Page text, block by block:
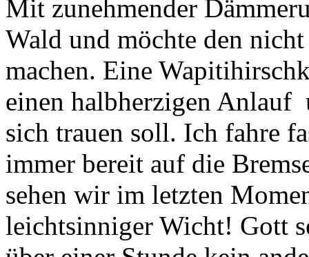
Mit zunehmender
Wald und möchte den
machen. Eine
einen halbherzigen Anlauf
sich trauen soll. Ich fahre
immer bereit auf die
sehen wir im letzten
leichtsinniger Wicht! Gott